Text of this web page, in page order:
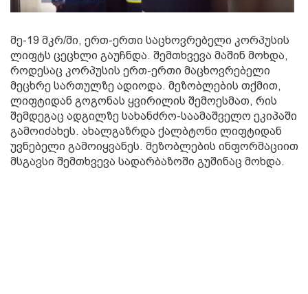
მე-19 მკრ/ში, ერთ-ერთი საცხოვრებელი კორპუსის
ლიფტს ცეცხლი გაუჩნდა. შემთხვევა მაშინ მოხდა,
როდესაც კორპუსის ერთ-ერთი მაცხოვრებელი
მეცხრე სართულზე ადიოდა. მეზობლების თქმით,
ლიფტიდან გოგონას ყვირილის შემოესმათ, რის
შემდეგაც ადგილზე სახანძრო-საამაშველო ეკიპაში
გამოიძახეს. ახალგაზრდა ქალბტონი ლიფტიდან
უვნებელი გამოიყვანეს. მეზობლების ინფორმაციით
მსგავსი შემთხვევა სადარბაზოში გუშინაც მოხდა.